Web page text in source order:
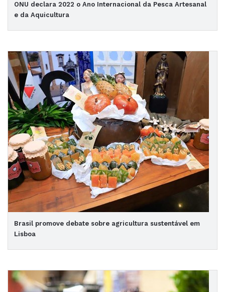
ONU declara 2022 o Ano Internacional da Pesca Artesanal
e da Aquicultura
Brasil promove debate sobre agricultura sustentável em
Lisboa